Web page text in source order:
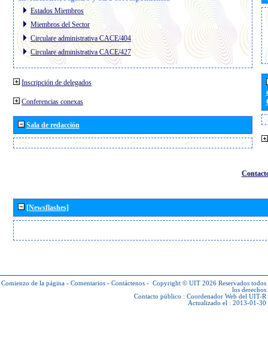
Estados Miembros
Miembros del Sector
Circulare administrativa CACE/404
Circulare administrativa CACE/427
Inscripción de delegados
Conferencias conexas
Sala de redacción
[Newsflashes]
Comienzo de la página - Comentarios - Contáctenos - Copyright © UIT 2026 Reservados todos
los derechos
Contacto público : Coordenador Web del UIT-R
Actualizado el : 2013-01-30